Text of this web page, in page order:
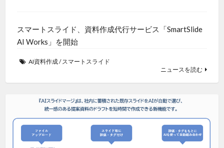
スマートスライド、資料作成代行サービス「SmartSlide
AI Works」を開始
AI資料作成/スマートスライド
ニュースを読む